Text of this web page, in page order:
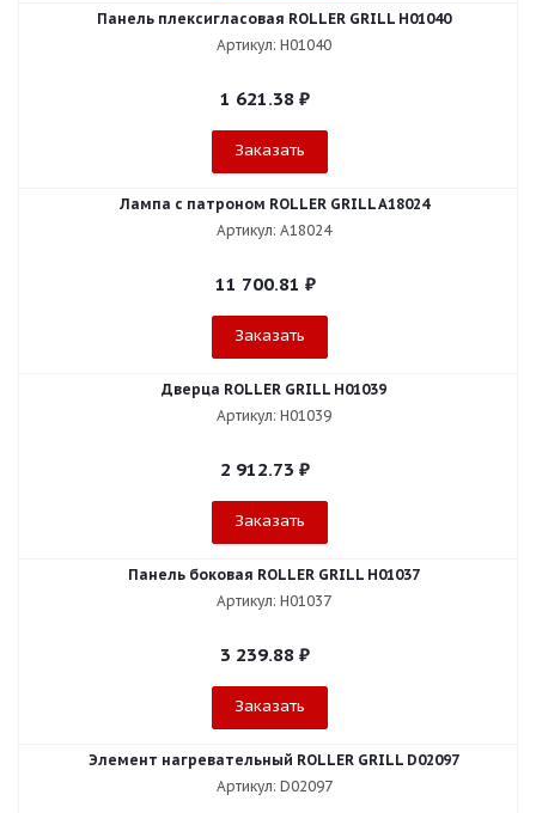
Панель плексигласовая ROLLER GRILL H01040
Артикул: H01040
1 621.38 ₽
Заказать
Лампа с патроном ROLLER GRILL A18024
Артикул: A18024
11 700.81 ₽
Заказать
Дверца ROLLER GRILL H01039
Артикул: H01039
2 912.73 ₽
Заказать
Панель боковая ROLLER GRILL H01037
Артикул: H01037
3 239.88 ₽
Заказать
Элемент нагревательный ROLLER GRILL D02097
Артикул: D02097